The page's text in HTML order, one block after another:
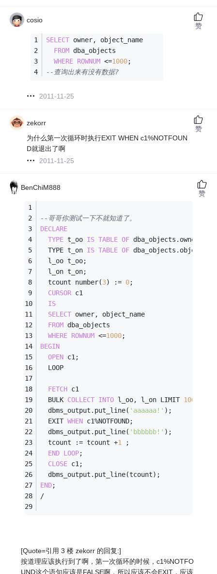
cosio
SELECT owner, object_name
FROM dba_objects
WHERE ROWNUM <=1000;
--查询出来有没有数据?
2011-11-25
赞
zekorr
为什么第一次循环时执行EXIT WHEN c1%NOTFOUN
D就退出了啊
2011-11-25
赞
BenChiM888
--哥哥你测试一下不就知道了。
DECLARE
TYPE t_oo IS TABLE OF dba_objects.owner
  TYPE t_on
IS TABLE OF
  l_oo t_oo;
  l_on t_on;
  tcount number(
3) := 0;
CURSOR c1
IS
SELECT owner, object_name
FROM dba_objects
WHERE ROWNUM <=1000;
BEGIN
OPEN c1;
  LOOP
FETCH c1
  BULK
COLLECT INTO l_oo, l_on LIMIT 10000
  dbms_output.put_line(
'aaaaaa!' );
  EXIT
WHEN c1%NOTFOUND;
  dbms_output.put_line(
'bbbbbb!' );
  tcount :
= tcount +1
;
END LOOP;
CLOSE c1;
  dbms_output.put_line(tcount);
END;
/
[Quote=引用 3 楼 zekorr 的回复:]
按道理应该执行到了啊，第一次循环的时候，c1%NOTFO
UND这个语句应该是FALSE啊，所以应该不会EXIT，应该
赞